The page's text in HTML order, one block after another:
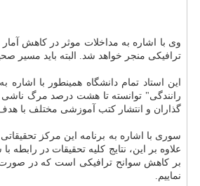
وی با اشاره به مداخلات موثر در كاهش
ترافیكی منجر خواهد شد. البته باید مسیر
این استاد تمام دانشگاه همینطور با
رانندگی" توانسته تا هشت درصد مرگ ناشی
گذاران و انتشار كتب آموزشی مختلف با
سوری با اشاره به برنامه این مركز
علاوه بر این، نتایج كلیه تحقیقات در
بر كاهش سوانح ترافیكی است كه در صورت
نماییم.